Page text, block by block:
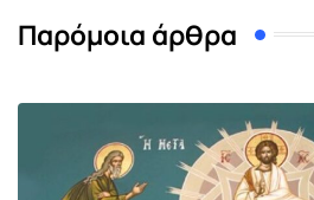
Παρόμοια άρθρα